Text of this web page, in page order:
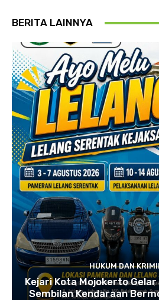
BERITA LAINNYA
HUKUM DAN
Kejari Kota Mojokerto
Sembilan Kendaraan